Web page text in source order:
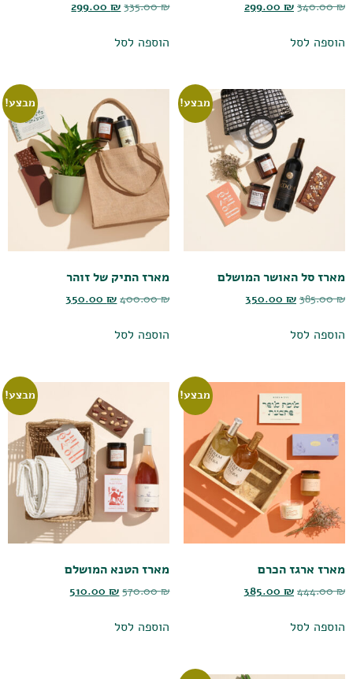
340.00₪
299.00 ₪
הוספה לסל
335.00₪
299.00₪
הוספה לסל
מבצע!
מארז סל האושר המושלם
385.00₪
350.00 ₪
הוספה לסל
מבצע!
מארז התיק של זוהר
400.00₪
350.00₪
הוספה לסל
מבצע!
מארז ארגז הכרם
444.00₪
385.00 ₪
הוספה לסל
מבצע!
מארז הטנא המושלם
570.00₪
510.00₪
הוספה לסל